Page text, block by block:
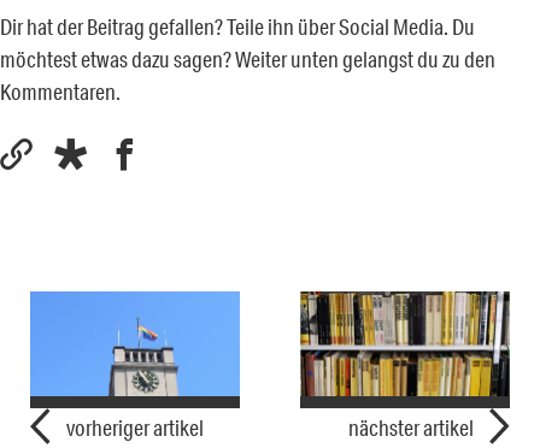
Dir hat der Beitrag gefallen? Teile ihn über Social Media. Du
möchtest etwas dazu sagen? Weiter unten gelangst du zu den
Kommentaren.
vorheriger artikel nächster artikel